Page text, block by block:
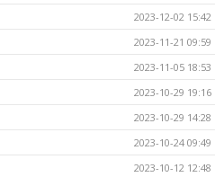
2023-12-02 15:42
2023-11-21 09:59
2023-11-05 18:53
2023-10-29 19:16
2023-10-29 14:28
2023-10-24 09:49
2023-10-12 12:48